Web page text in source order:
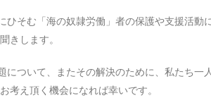
そむ「海の奴隷労働」者の保護や支援活動
きします。
ついて、またその解決のために、私たち一
え頂く機会になれば幸いです。